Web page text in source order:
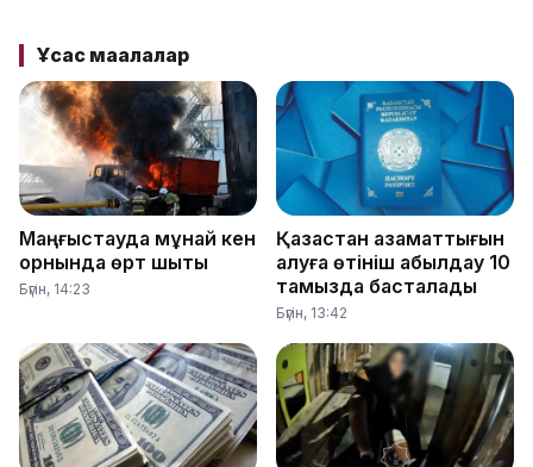
Ұқсас мақалалар
Маңғыстауда мұнай кен
орнында өрт шықты
Бүгін, 14:23
Қазақстан азаматтығын
алуға өтініш қабылдау 10
тамызда басталады
Бүгін, 13:42